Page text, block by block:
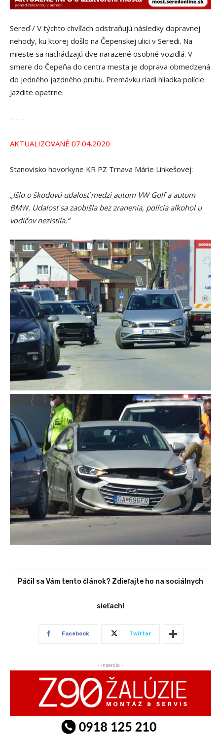
Sereď / V týchto chvíľach odstraňujú následky dopravnej
nehody, ku ktorej došlo na Čepenskej ulici v Seredi. Na
mieste sa nachádzajú dve narazené osobné vozidlá. V
smere do Čepeňa do centra mesta je doprava obmedzená
do jedného jazdného pruhu. Premávku riadi hliadka polície.
Jazdite opatrne.
– – –
AKTUALIZOVANÉ 07.04.2020
Stanovisko hovorkyne KR PZ Trnava Márie Linkešovej:
„Išlo o škodovú udalosť medzi autom VW Golf a autom
BMW. Udalosť sa zaobišla bez zranenia, polícia alkohol u
vodičov nezistila.“
Páčil sa Vám tento článok? Zdieľajte ho na sociálnych
sieťach!
Facebook Twitter
- Inzercia -